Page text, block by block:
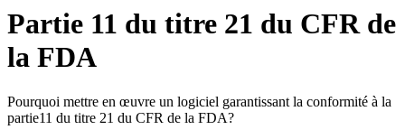
Partie 11 du titre 21 du CFR de
la FDA
Pourquoi mettre en œuvre un logiciel garantissant la conformité à la
partie11 du titre 21 du CFR de la FDA?